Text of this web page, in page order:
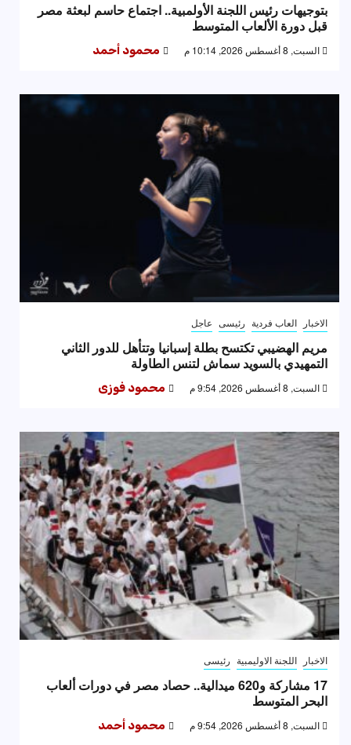
بتوجيهات رئيس اللجنة الأولمبية.. اجتماع حاسم لبعثة مصر
قبل دورة الألعاب المتوسط
السبت, 8 أغسطس 2026, 10:14 م محمود أحمد
الاخبار العاب فردية رئيسى عاجل
مريم الهضيبي تكتسح بطلة إسبانيا وتتأهل للدور الثاني
التمهيدي بالسويد سماش لتنس الطاولة
السبت, 8 أغسطس 2026, 9:54 م محمود فوزى
الاخبار اللجنة الاوليمبية رئيسى
17 مشاركة و620 ميدالية.. حصاد مصر في دورات ألعاب
البحر المتوسط
السبت, 8 أغسطس 2026, 9:54 م محمود أحمد